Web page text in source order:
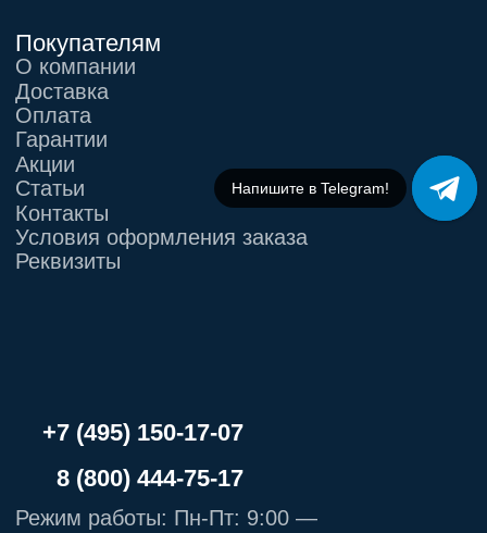
Напишите в МАХ!